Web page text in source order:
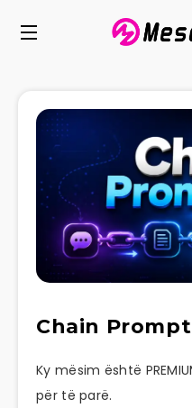
Chain
Ky mësim është
për të parë.